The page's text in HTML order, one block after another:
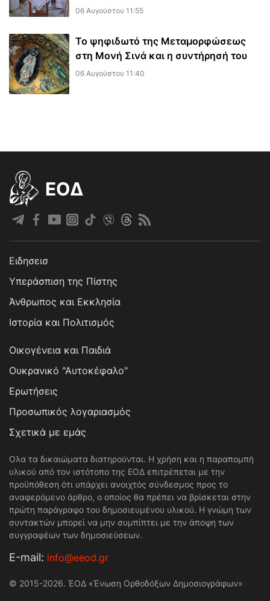
06 Αυγούστου 11:55
Το ψηφιδωτό της Μεταμορφώσεως
στη Μονή Σινά και η συντήρησή του
06 Αυγούστου 11:40
EOΔ
Ειδησεισ
Υπεράσπιση της Πίστης
Άνθρωπος και Εκκλησία
Ιστορία και Πολιτισμός
Οικογένεια και Παιδιά
Ουκρανικό "Αυτοκέφαλο"
Ερωτήσεις
Προσωπικός λογαριασμός
Σχετικά με εμάς
Ολα τα δικαιώματα διατηρούνται. Η χρήση και η παραπομπή
υλικού από τον ιστότοπο της ΕΟΔ επιτρέπεται με την
προϋπόθεση ότι υπάρχει ανοιχτός σύνδεσμος προς το
αναφερόμενο άρθρο, ο οποίος θα πρέπει να βρίσκεται στην
πρώτη παράγραφο του δημοσιευμένου υλικού. Η γνώμη των
συντακτών μπορεί να μην συμπίπτει με την άποψη των
συγγραφέων των δημοσιεύσεων.
Е-mail: info@eeod.gr
© 2015-2026. ΈΟΔ «Ένωση Ορθοδόξων Δημοσιογράφων»